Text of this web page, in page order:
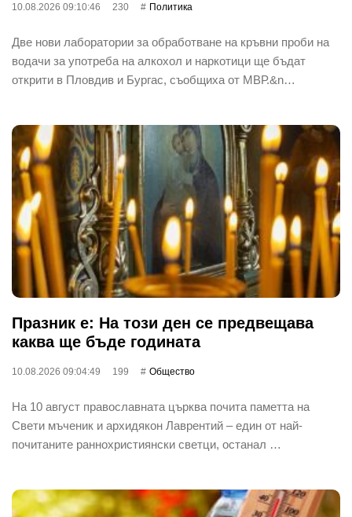
10.08.2026 09:10:46 230 Политика
Две нови лаборатории за обработване на кръвни проби на
водачи за употреба на алкохол и наркотици ще бъдат
открити в Пловдив и Бургас, съобщиха от МВР.&n…
Празник е: На този ден се предвещава
каква ще бъде годината
10.08.2026 09:04:49 199 Общество
На 10 август православната църква почита паметта на
Свети мъченик и архидякон Лаврентий – един от най-
почитаните раннохристиянски светци, останал …